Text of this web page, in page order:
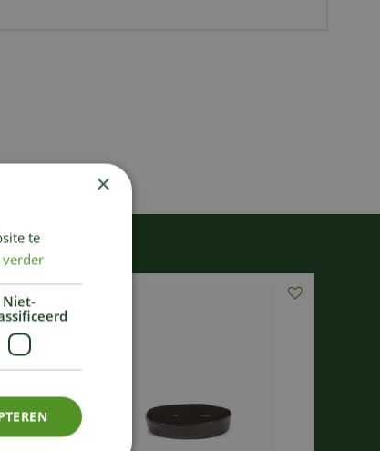
×
te
verder
Niet-